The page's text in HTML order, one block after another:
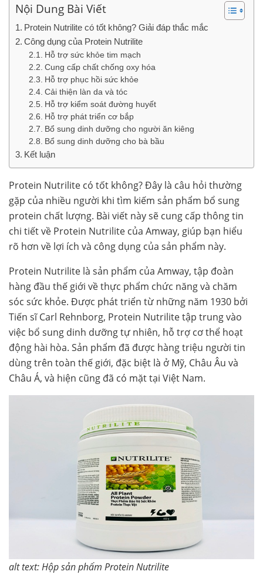
Nội Dung Bài Viết
Protein Nutrilite có tốt không? Giải đáp thắc mắc
Công dụng của Protein Nutrilite
Hỗ trợ sức khỏe tim mạch
Cung cấp chất chống oxy hóa
Hỗ trợ phục hồi sức khỏe
Cải thiện làn da và tóc
Hỗ trợ kiểm soát đường huyết
Hỗ trợ phát triển cơ bắp
Bổ sung dinh dưỡng cho người ăn kiêng
Bổ sung dinh dưỡng cho bà bầu
Kết luận
Protein Nutrilite có tốt không? Đây là câu hỏi thường
gặp của nhiều người khi tìm kiếm sản phẩm bổ sung
protein chất lượng. Bài viết này sẽ cung cấp thông tin
chi tiết về Protein Nutrilite của Amway, giúp bạn hiểu
rõ hơn về lợi ích và công dụng của sản phẩm này.
Protein Nutrilite là sản phẩm của Amway, tập đoàn
hàng đầu thế giới về thực phẩm chức năng và chăm
sóc sức khỏe. Được phát triển từ những năm 1930 bởi
Tiến sĩ Carl Rehnborg, Protein Nutrilite tập trung vào
việc bổ sung dinh dưỡng tự nhiên, hỗ trợ cơ thể hoạt
động hài hòa. Sản phẩm đã được hàng triệu người tin
dùng trên toàn thế giới, đặc biệt là ở Mỹ, Châu Âu và
Châu Á, và hiện cũng đã có mặt tại Việt Nam.
alt text: Hộp sản phẩm Protein Nutrilite